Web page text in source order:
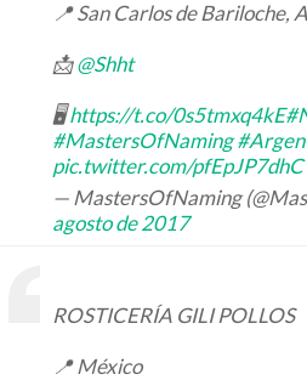
📍 San Carlos de Bariloche,
📩@Shht
🖥https://t.co/0s5tmxq4kE
#MastersOfNaming
pic.twitter.com/pfEpJP7dhC
— MastersOfNaming
agosto de 2017
ROSTICERÍA GILI POLLOS
📍 México